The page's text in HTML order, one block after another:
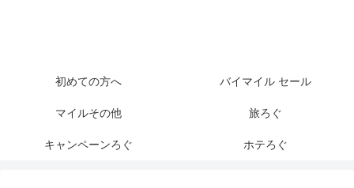
初めての方へ バイマイル セール
マイルその他 旅ろぐ
キャンペーンろぐ ホテろぐ